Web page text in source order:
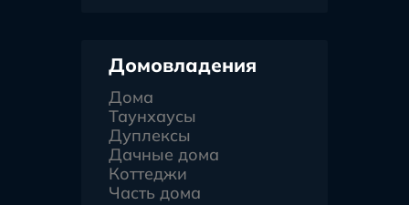
Домовладения
Дома
Таунхаусы
Дуплексы
Дачные дома
Коттеджи
Часть дома